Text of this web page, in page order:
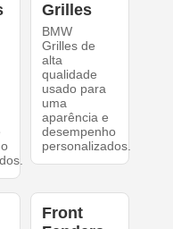
Grilles
BMW
Grilles de
alta
qualidade
usado para
uma
aparência e
desempenho
personalizados.
Front